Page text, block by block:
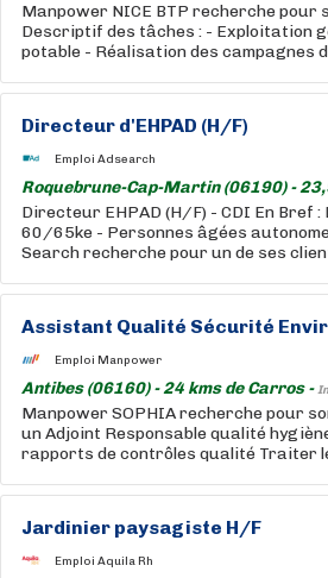
Manpower NICE BTP recherche pour
Descriptif des tâches : - Exploitation
potable - Réalisation des campagnes
Directeur d'EHPAD (H/F)
Emploi Adsearch
Roquebrune-Cap-Martin (06190) -
Directeur EHPAD (H/F) - CDI En Bref
60/65ke - Personnes âgées
Search recherche pour un de ses
Assistant Qualité Sécurité
Emploi Manpower
Antibes (06160) - 24 kms de Carros -
Manpower SOPHIA recherche pour
un Adjoint Responsable qualité
rapports de contrôles qualité Traiter
Jardinier paysagiste H/F
Emploi Aquila Rh